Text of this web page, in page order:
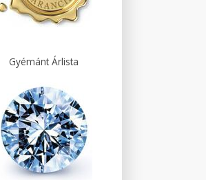
Gyémánt Árlista